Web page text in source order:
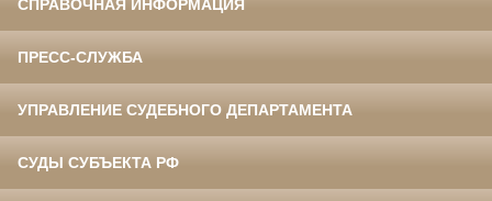
СПРАВОЧНАЯ ИНФОРМАЦИЯ
ПРЕСС-СЛУЖБА
УПРАВЛЕНИЕ СУДЕБНОГО ДЕПАРТАМЕНТА
СУДЫ СУБЪЕКТА РФ